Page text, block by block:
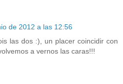
de 2012 a las 12:56
las dos :), un placer coincidir con
a vernos las caras!!!